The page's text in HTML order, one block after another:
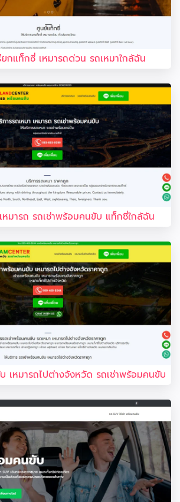
กแท็กซี่ เหมารถด่วน รถเหมาใกล้ฉัน
หมารถ รถเช่าพร้อมคนขับ แท็กซี่ใกล้ฉัน
เหมารถไปต่างจังหวัด รถเช่าพร้อมคนขับ